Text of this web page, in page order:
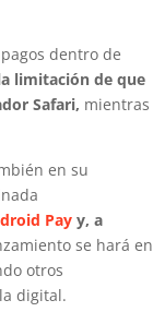
dentro de
limitación de que
Safari, mientras
en su
Pay y, a
se hará en
otros
digital.